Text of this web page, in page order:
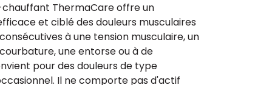
ThermaCare offre un
et ciblé des douleurs musculaires
à une tension musculaire, un
une entorse ou à de
pour des douleurs de type
Il ne comporte pas d'actif